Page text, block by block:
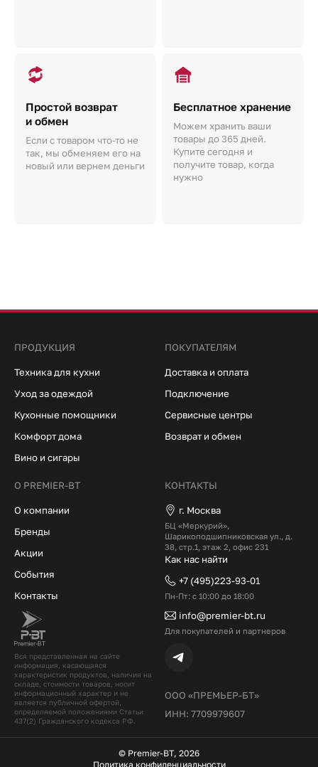
Простой возврат
и обмен
Если с товаром что-то не
так, мы обменяем его на
новый или вернем деньги
Бесплатное хранение
Можем хранить ваши
товары до 365 дней.
Купите сегодня и
получите товар, когда
нужно
Вся представленная на сайте
информация, касающаяся
характеристик продуктов, наличия на
складе, стоимости товаров, носит
информационный характер и не
является публичной офертой,
определяемой положениями Статьи
437(2) Гражданского кодекcа РФ.
ООО «ПРЕМЬЕР-БТ»
ИНН: 7709979607
ПРОДУКЦИЯ
Техника для кухни
Уход за одеждой
Кухонные помощники
Комфорт дома
Вино и сигары
ПОКУПАТЕЛЯМ
Доставка и оплата
Подключение
Сервисные центры
Возврат и обмен
О PREMIER-BT
О компании
Бренды
Акции
События
Контакты
КОНТАКТЫ
г. Москва
БЦ «Меркурий»,
Шарикоподшипниковская ул., д.
38, стр.1, этаж 2, офис 231
Как нас найти
+7 (495)223-93-01
Пн-Пт: с 10:00 до 18:00
info@premier-bt.ru
Для покупателей и партнеров
© Premier-BT, 2026
Политика конфиденциальности